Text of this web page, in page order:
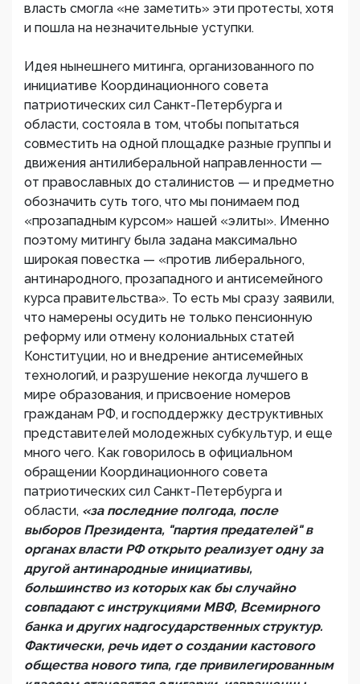
власть смогла «не заметить» эти протесты, хотя
и пошла на незначительные уступки.
Идея нынешнего митинга, организованного по
инициативе Координационного совета
патриотических сил Санкт-Петербурга и
области, состояла в том, чтобы попытаться
совместить на одной площадке разные группы и
движения антилиберальной направленности —
от православных до сталинистов — и предметно
обозначить суть того, что мы понимаем под
«прозападным курсом» нашей «элиты». Именно
поэтому митингу была задана максимально
широкая повестка — «против либерального,
антинародного, прозападного и антисемейного
курса правительства». То есть мы сразу заявили,
что намерены осудить не только пенсионную
реформу или отмену колониальных статей
Конституции, но и внедрение антисемейных
технологий, и разрушение некогда лучшего в
мире образования, и присвоение номеров
гражданам РФ, и господдержку деструктивных
представителей молодежных субкультур, и еще
много чего. Как говорилось в официальном
обращении Координационного совета
патриотических сил Санкт-Петербурга и
области, «за последние полгода, после
выборов Президента, "партия предателей" в
органах власти РФ открыто реализует одну за
другой антинародные инициативы,
большинство из которых как бы случайно
совпадают с инструкциями МВФ, Всемирного
банка и других надгосударственных структур.
Фактически, речь идет о создании кастового
общества нового типа, где привилегированным